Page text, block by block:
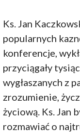
Ks. Jan
popularnych
konferencje,
przyciągały
wygłaszanych z
zrozumienie,
życiową. Ks. Jan
rozmawiać o